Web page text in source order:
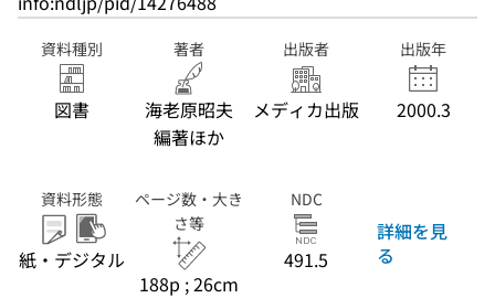
資料種別
図書
著者
海老原昭夫
編著ほか
出版者
メディカ出版
出版年
2000.3
資料形態
紙・デジタル
ページ数・大き
さ等
188p ; 26cm
NDC
491.5
詳細を見
る